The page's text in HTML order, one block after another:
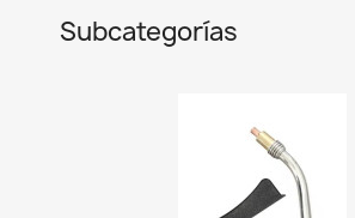
Subcategorías